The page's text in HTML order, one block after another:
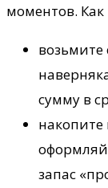
моментов.
возьмите
сумму в
запас